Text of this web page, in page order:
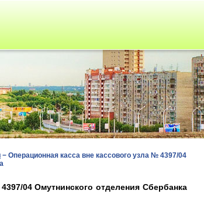
− Операционная касса вне кассового узла № 4397/04
04 Омутнинского отделения Сбербанка